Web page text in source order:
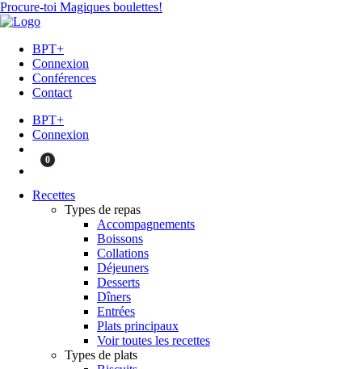
Procure-toi Magiques boulettes!
BPT+
Connexion
Conférences
Contact
BPT+
Connexion
0
Recettes
Types de repas
Accompagnements
Boissons
Collations
Déjeuners
Desserts
Dîners
Entrées
Plats principaux
Voir toutes les recettes
Types de plats